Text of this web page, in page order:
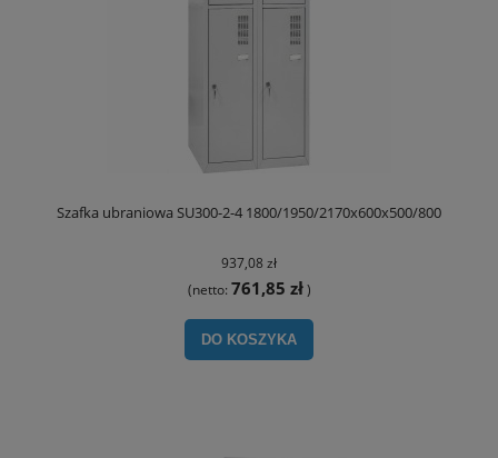
Szafka ubraniowa SU300-2-4 1800/1950/2170x600x500/800
937,08 zł
(netto: 761,85 zł)
DO KOSZYKA